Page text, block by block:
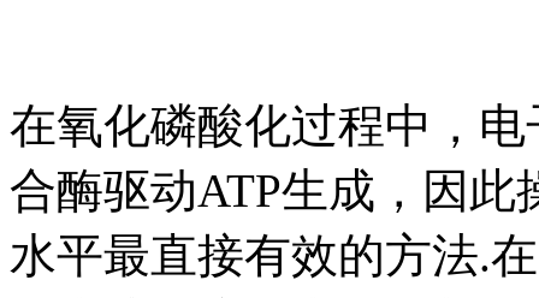
在氧化磷酸化过程中，
合酶驱动ATP生成，因此
水平最直接有效的方法.